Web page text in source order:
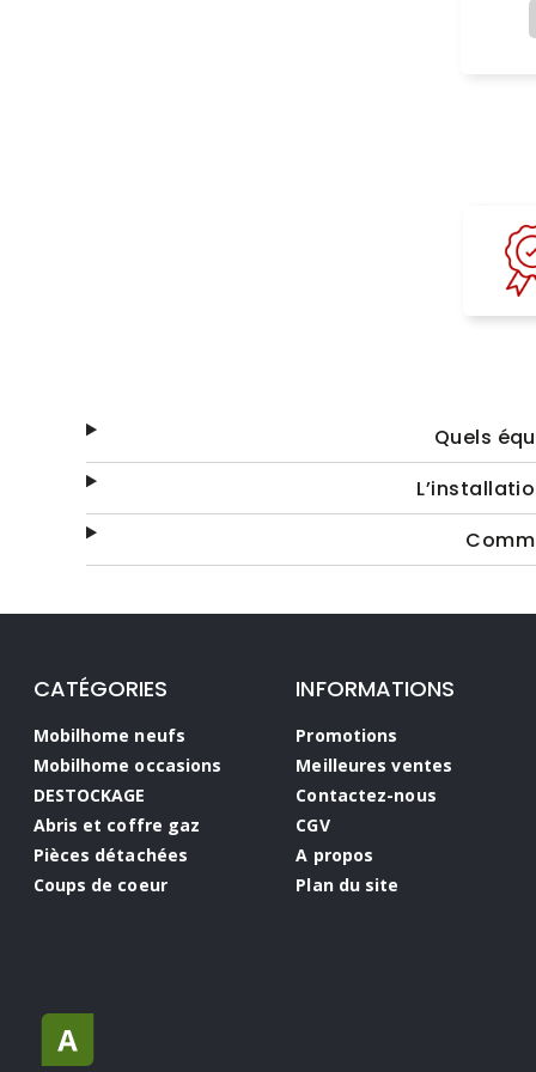
Quels
CATÉGORIES
Mobilhome neufs
Mobilhome occasions
DESTOCKAGE
Abris et coffre gaz
Pièces détachées
Coups de coeur
INFORMATIONS
Promotions
Meilleures ventes
Contactez-nous
CGV
A propos
Plan du site